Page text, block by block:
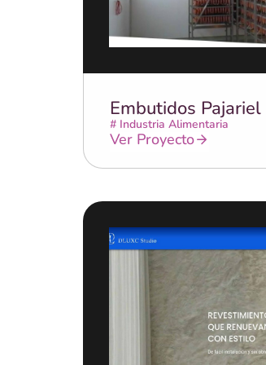
Embutidos Pajariel
# Industria Alimentaria
Ver Proyecto